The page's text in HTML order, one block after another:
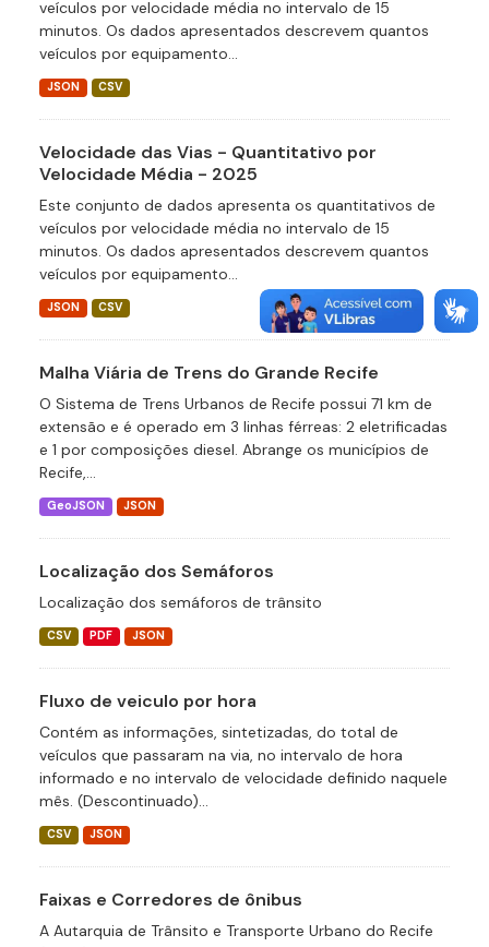
veículos por velocidade média no intervalo de 15
minutos. Os dados apresentados descrevem quantos
veículos por equipamento...
JSON CSV
Velocidade das Vias - Quantitativo por
Velocidade Média - 2025
Este conjunto de dados apresenta os quantitativos de
veículos por velocidade média no intervalo de 15
minutos. Os dados apresentados descrevem quantos
veículos por equipamento...
JSON CSV
Malha Viária de Trens do Grande Recife
O Sistema de Trens Urbanos de Recife possui 71 km de
extensão e é operado em 3 linhas férreas: 2 eletrificadas
e 1 por composições diesel. Abrange os municípios de
Recife,...
GeoJSON JSON
Localização dos Semáforos
Localização dos semáforos de trânsito
CSV PDF JSON
Fluxo de veiculo por hora
Contém as informações, sintetizadas, do total de
veículos que passaram na via, no intervalo de hora
informado e no intervalo de velocidade definido naquele
mês. (Descontinuado)...
CSV JSON
Faixas e Corredores de ônibus
A Autarquia de Trânsito e Transporte Urbano do Recife